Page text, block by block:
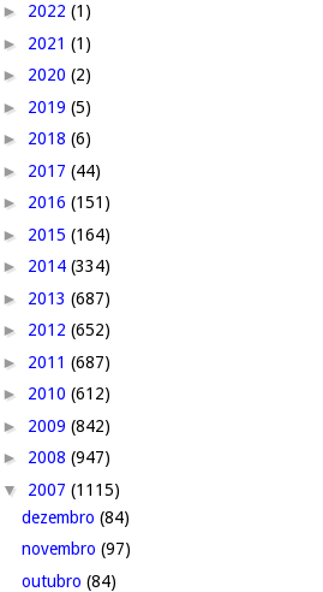
► 2022 (1)
► 2021 (1)
► 2020 (2)
► 2019 (5)
► 2018 (6)
► 2017 (44)
► 2016 (151)
► 2015 (164)
► 2014 (334)
► 2013 (687)
► 2012 (652)
► 2011 (687)
► 2010 (612)
► 2009 (842)
► 2008 (947)
▼ 2007 (1115)
dezembro (84)
novembro (97)
outubro (84)